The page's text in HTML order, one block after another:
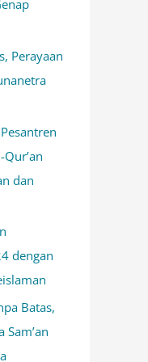
Perayaan
dan
dengan
Batas,